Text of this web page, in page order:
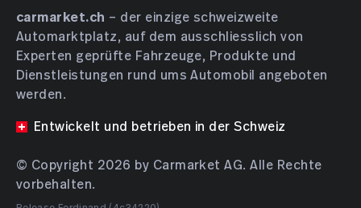
Aston Martin
Audi Bentley BMW
Bucher
Bugatti
BYD Cadillac Chevrolet
Chrysler
Citroën
Cupra Dacia Daewoo
Daihatsu
DENZA
Isuzu
JAC JAECOO Jaguar Jeep
KGM
Kia
Lamborghini
carmarket.ch – der einzige schweizweite
Automarktplatz, auf dem ausschliesslich von
Experten geprüfte Fahrzeuge, Produkte und
Dienstleistungen rund ums Automobil angeboten
werden.
Entwickelt und betrieben in der Schweiz
© Copyright 2026 by Carmarket AG. Alle Rechte
vorbehalten.